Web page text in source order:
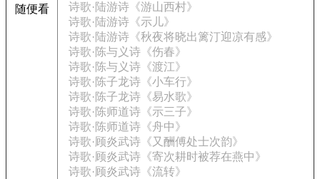
随便看
诗歌·陆游诗《游山西村》
诗歌·陆游诗《示儿》
诗歌·陆游诗《秋夜将晓出篱汀迎凉有感》
诗歌·陈与义诗《伤春》
诗歌·陈与义诗《渡江》
诗歌·陈子龙诗《小车行》
诗歌·陈子龙诗《易水歌》
诗歌·陈师道诗《示三子》
诗歌·陈师道诗《舟中》
诗歌·顾炎武诗《又酬傅处士次韵》
诗歌·顾炎武诗《寄次耕时被荐在燕中》
诗歌·顾炎武诗《流转》